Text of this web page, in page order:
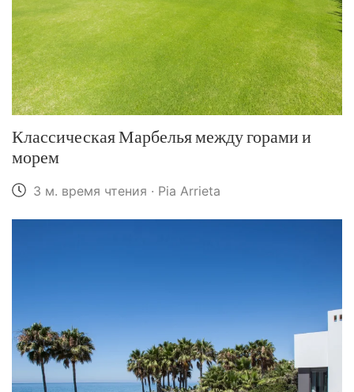
Классическая Марбелья между горами и
морем
3 м. время чтения · Pia Arrieta